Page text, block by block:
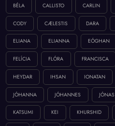
BÉLA CALLISTO CARLIN
CODY CÆLESTIS DARA
ELIANA ELIANNA EÓGHAN
FELÍCIA FLÓRA FRANCISCA
HEYDAR IHSAN IONATAN
JÓHANNA JÓHANNES JÓNAS
KATSUMI KEI KHURSHID